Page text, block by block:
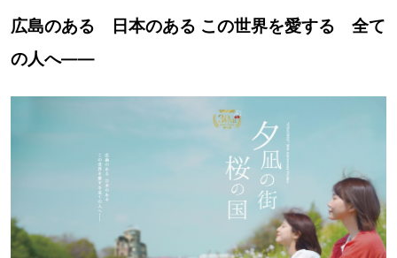
広島のある 日本のある この世界を愛する 全て
の人へ――